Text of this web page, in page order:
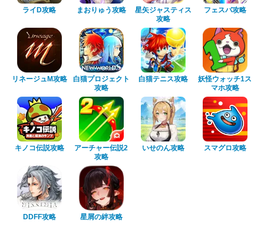
ライD攻略 まおりゅう攻略
星矢ジャスティス
攻略
フェスバ攻略
リネージュM攻略
白猫プロジェクト
攻略
白猫テニス攻略
妖怪ウォッチ1ス
マホ攻略
キノコ伝説攻略
アーチャー伝説2
攻略
いせのん攻略 スマグロ攻略
DDFF攻略 星屑の絆攻略